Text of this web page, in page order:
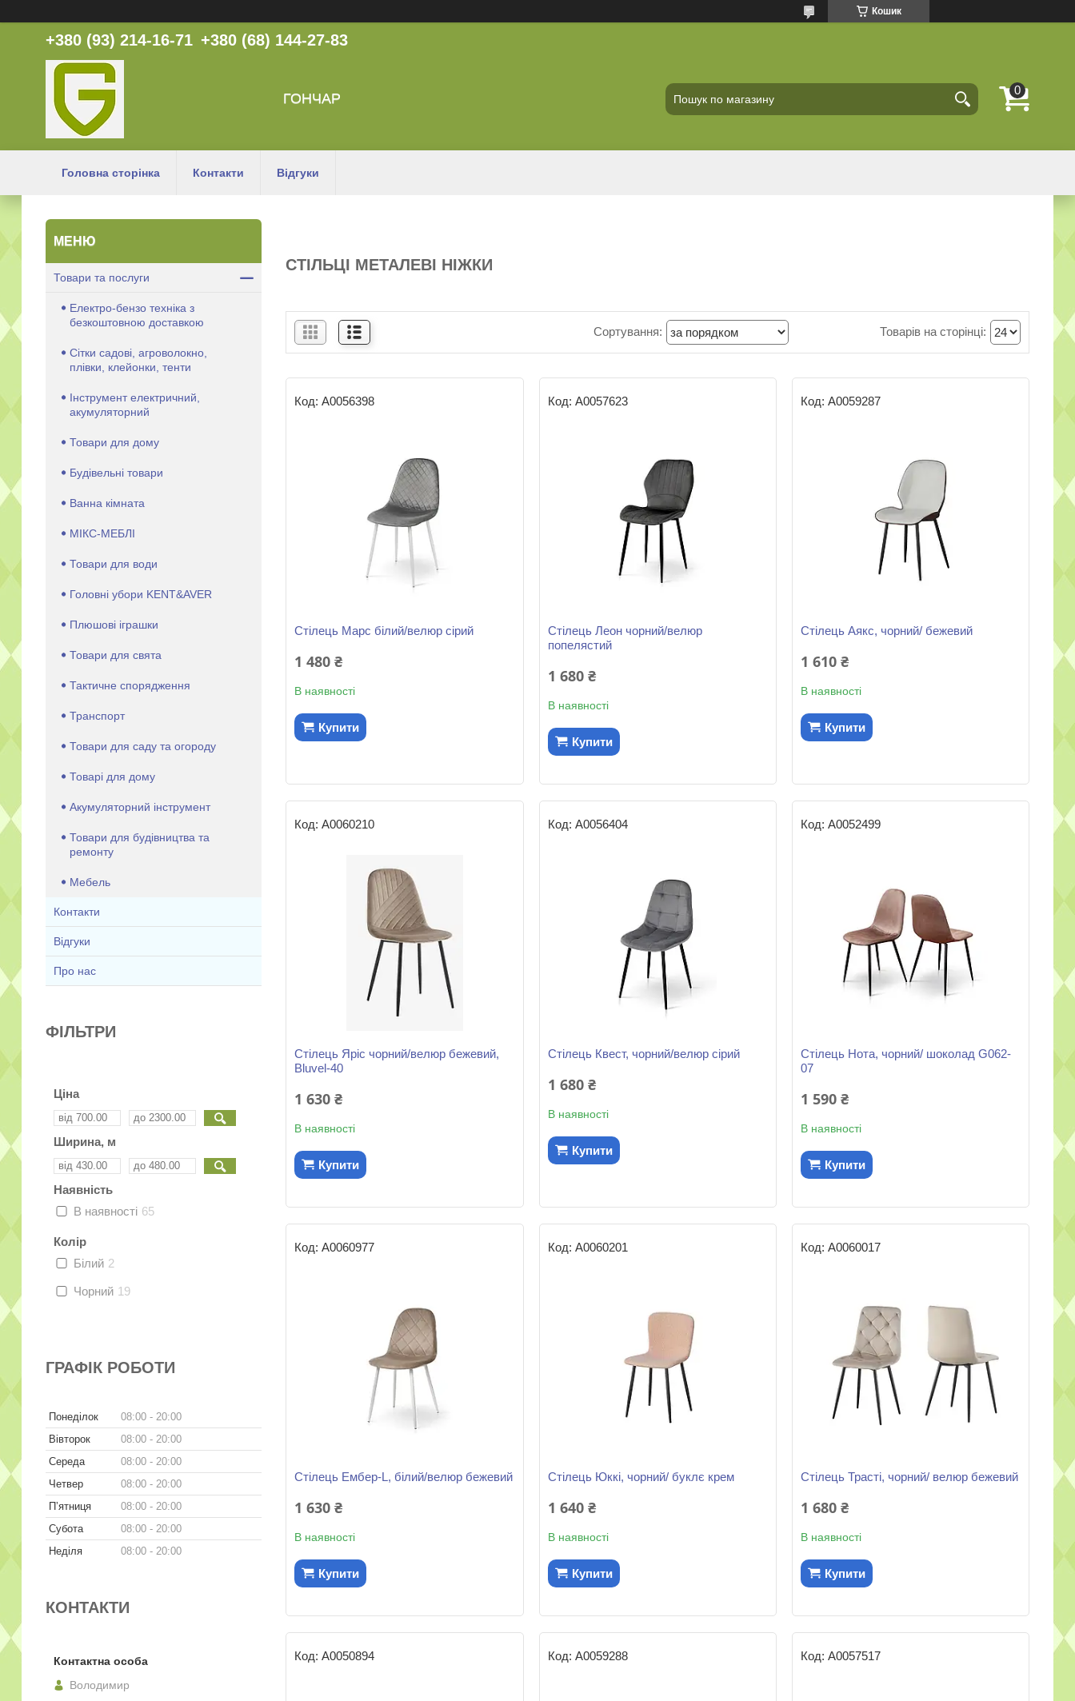
Кошик
+380 (93) 214-16-71 +380 (68) 144-27-83
ГОНЧАР
Головна сторінка Контакти Відгуки
СТІЛЬЦІ МЕТАЛЕВІ НІЖКИ
А0056398
Стілець Марс білий/велюр сірий
1 480 ₴
В наявності
Купити
А0057623
Стілець Леон чорний/велюр
попелястий
1 680 ₴
В наявності
Купити
А0059287
Стілець Аякс, чорний/ бежевий
1 610 ₴
В наявності
Купити
А0060210
Стілець Яріс чорний/велюр бежевий,
Bluvel-40
1 630 ₴
В наявності
Купити
А0056404
Стілець Квест, чорний/велюр сірий
1 680 ₴
В наявності
Купити
А0052499
Стілець Нота, чорний/ шоколад G062-
07
1 590 ₴
В наявності
Купити
А0060977
Стілець Ембер-L, білий/велюр бежевий
1 630 ₴
В наявності
Купити
А0060201
Стілець Юккі, чорний/ буклє крем
1 640 ₴
В наявності
Купити
А0060017
Стілець Трасті, чорний/ велюр бежевий
1 680 ₴
В наявності
Купити
А0050894 А0059288 А0057517
Товари та послуги
Електро-бензо техніка з
безкоштовною доставкою
Сітки садові, агроволокно,
плівки, клейонки, тенти
Інструмент електричний,
акумуляторний
Товари для дому
Будівельні товари
Ванна кімната
МІКС-МЕБЛІ
Товари для води
Головні убори KENT&AVER
Плюшові іграшки
Товари для свята
Тактичне спорядження
Транспорт
Товари для саду та огороду
Товарі для дому
Акумуляторний інструмент
Товари для будівництва та
ремонту
Мебель
Контакти
Відгуки
Про нас
ФІЛЬТРИ
Ціна
Ширина, м
Наявність
В наявності 65
Колір
Білий 2
Чорний 19
ГРАФІК РОБОТИ
Понеділок 08:00
20:00
Вівторок
08:00
20:00
Середа
08:00
20:00
Четвер
08:00
20:00
Пʼятниця
08:00
20:00
Субота
08:00
20:00
Неділя
08:00 20:00
КОНТАКТИ
Володимир